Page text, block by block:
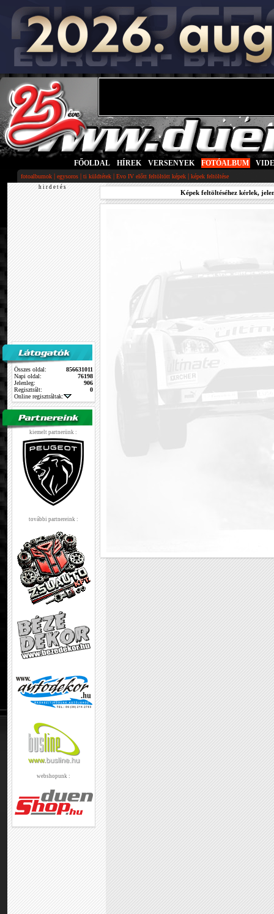
FŐOLDAL HÍREK VERSENYEK FOTÓALBUM
fotoalbumok | egysoros | ti küldtétek | Evo IV előtt feltöltött képek | képek feltöltése
h i r d e t é s
Összes oldal:
856631011
Napi oldal:
76198
Jelenleg:
906
Regisztrált:
0
Online regisztráltak:
kiemelt partnerünk :
további partnereink :
webshopunk :
Képek feltöltéséhez kérlek,